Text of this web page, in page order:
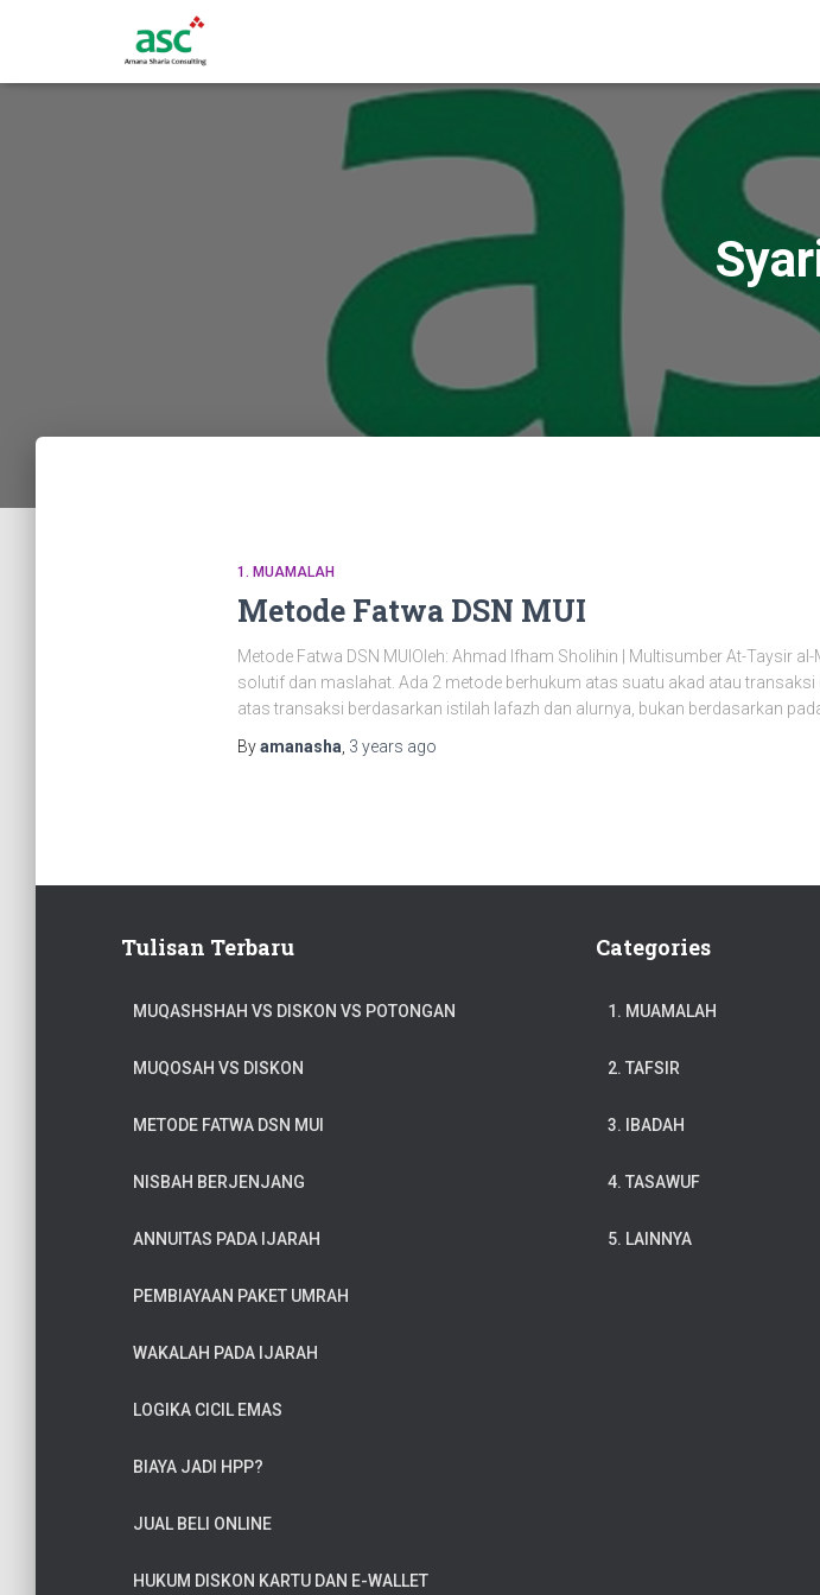
1. MUAMALAH
Metode Fatwa DSN MUI
Metode Fatwa DSN MUIOleh: Ahmad Ifham Sholihin | Multisumber At-Taysir
solutif dan maslahat. Ada 2 metode berhukum atas suatu akad atau transaksi
atas transaksi berdasarkan istilah lafazh dan alurnya, bukan berdasarkan
Byamanasha 3 years ago
Tulisan Terbaru
MUQASHSHAH VS DISKON VS POTONGAN
MUQOSAH VS DISKON
METODE FATWA DSN MUI
NISBAH BERJENJANG
ANNUITAS PADA IJARAH
PEMBIAYAAN PAKET UMRAH
WAKALAH PADA IJARAH
LOGIKA CICIL EMAS
BIAYA JADI HPP?
JUAL BELI ONLINE
HUKUM DISKON KARTU DAN E-WALLET
Categories
1. MUAMALAH
2. TAFSIR
3. IBADAH
4. TASAWUF
5. LAINNYA